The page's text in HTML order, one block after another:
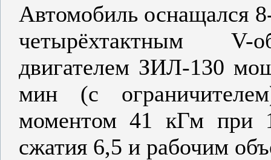
Автомобиль оснащался
четырёхтактным V-
двигателем ЗИЛ-130
мин (с
моментом 41 кГм при
сжатия 6,5 и рабочим